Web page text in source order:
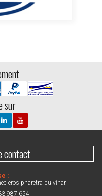
sur
contact
:
eros pharetra pulvinar.
987 654